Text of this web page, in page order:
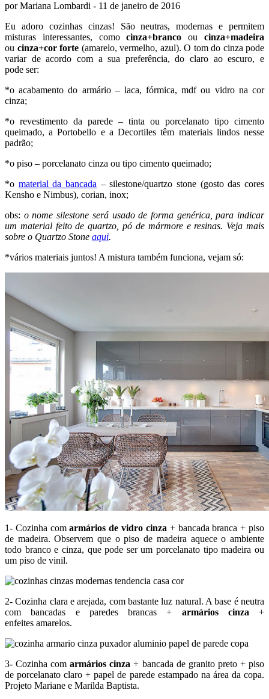
porMariana Lombardi - 11 de janeiro de 2016
Eu adoro cozinhas cinzas! São neutras, modernas e permitem
misturas interessantes, comocinza+branco oucinza+madeira
ou cinza+cor forte (amarelo, vermelho, azul). O tom do cinza pode
variar de acordo com a sua preferência, do claro ao escuro, e
pode ser:
*o acabamento do armário – laca, fórmica, mdf ou vidro na cor
cinza;
*o revestimento da parede – tinta ou porcelanato tipo cimento
queimado, a Portobello e a Decortiles têm materiais lindos nesse
padrão;
*o piso – porcelanato cinza ou tipo cimento queimado;
*o material da bancada – silestone/quartzo stone (gosto das cores
Kensho e Nimbus), corian, inox;
obs: o nome silestone será usado de forma genérica, para indicar
um material feito de quartzo, pó de mármore e resinas. Veja mais
sobre o Quartzo Stone aqui.
*vários materiais juntos! A mistura também funciona, vejam só:
1- Cozinha comarmários de vidro cinza+ bancada branca + piso
de madeira. Observem que o piso de madeira aquece o ambiente
todo branco e cinza, que pode ser um porcelanato tipo madeira ou
um piso de vinil.
2- Cozinha clara e arejada, com bastante luz natural. A base é neutra
com bancadas e paredes brancas + armários cinza+
enfeites amarelos.
3- Cozinha comarmários cinza + bancada de granito preto + piso
de porcelanato claro + papel de parede estampado na área da copa.
Projeto Mariane e Marilda Baptista.